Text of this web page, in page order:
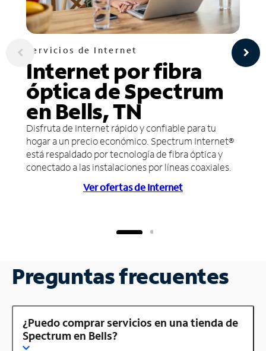
Servicios de Internet
Internet por fibra
óptica de Spectrum
en Bells, TN
Disfruta de Internet rápido y confiable para tu
hogar a un precio económico. Spectrum Internet®
está respaldado por tecnología de fibra óptica y
conectado a las instalaciones por líneas coaxiales.
Ver ofertas de Internet
Preguntas frecuentes
¿Puedo comprar servicios en una tienda de
Spectrum en Bells?